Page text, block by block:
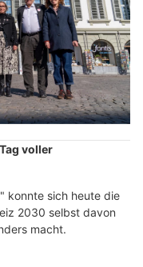
voller
konnte sich heute die
2030 selbst davon
macht.